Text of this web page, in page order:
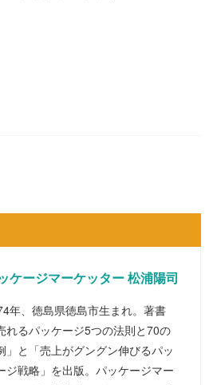
ケージマーケッター 松浦陽司
年、徳島県徳島市生まれ。著書
れるパッケージ5つの法則と70の
」と「売上がグングン伸びるパッ
ジ戦略」を出版。パッケージマー